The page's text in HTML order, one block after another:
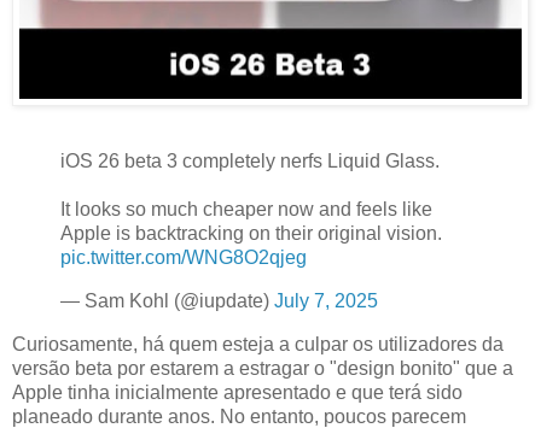
iOS 26 beta 3 completely nerfs Liquid Glass.
It looks so much cheaper now and feels like
Apple is backtracking on their original vision.
pic.twitter.com/WNG8O2qjeg
— Sam Kohl (@iupdate) July 7, 2025
Curiosamente, há quem esteja a culpar os utilizadores da
versão beta por estarem a estragar o "design bonito" que a
Apple tinha inicialmente apresentado e que terá sido
planeado durante anos. No entanto, poucos parecem